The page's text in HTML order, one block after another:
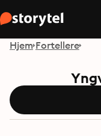
Hjem Fortellere